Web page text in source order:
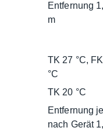
Entfernung
m
TK 27 °C,
°C
TK 20 °C
Entfernung
nach Gerät